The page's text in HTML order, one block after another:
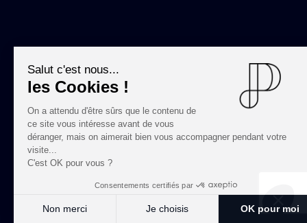
Salut c'est nous...
les Cookies !
On a attendu d'être sûrs que le contenu de
ce site vous intéresse avant de vous
déranger, mais on aimerait bien vous accompagner pendant votre
visite...
C'est OK pour vous ?
Consentements certifiés par
Non merci Je choisis OK pour moi